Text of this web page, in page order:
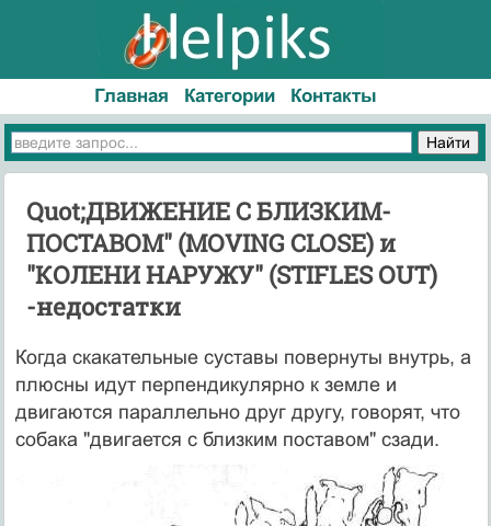
Главная Категории Контакты
Quot;ДВИЖЕНИЕ С БЛИЗКИМ-
ПОСТАВОМ" (MOVING CLOSE) и
"КОЛЕНИ НАРУЖУ" (STIFLES OUT)
-недостатки
Когда скакательные суставы повернуты внутрь, а
плюсны идут перпендикулярно к земле и
двигаются параллельно друг другу, говорят, что
собака "двигается с близким поставом" сзади.